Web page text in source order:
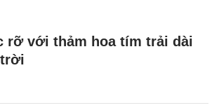
rỡ với thảm hoa tím trải dài